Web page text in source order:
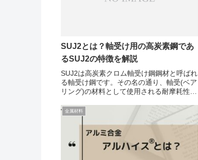
SUJ2とは？軸受け用の高炭素鋼であ
るSUJ2の特徴を解説
SUJ2は高炭素クロム軸受け鋼鋼材と呼ばれ
る軸受け鋼です。その名の通り、軸受(ベア
リング)の材料として使用される耐摩耗性の
で、HRC58～63程度まで硬度が上がりま
す。SUJ2の特徴化学成分(%)SUJ2...
金属材料